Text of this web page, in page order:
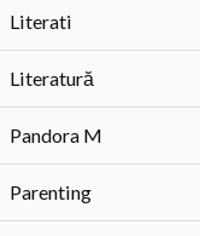
Literati
Literatură
Pandora M
Parenting